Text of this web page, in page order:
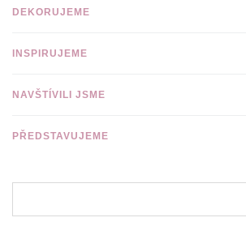
DEKORUJEME
INSPIRUJEME
NAVŠTÍVILI JSME
PŘEDSTAVUJEME